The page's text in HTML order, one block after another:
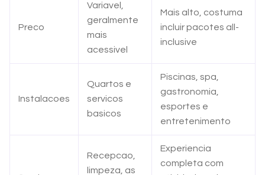
Preco
Variavel,
geralmente
mais
acessivel
Mais alto, costuma
incluir pacotes all-
inclusive
Instalacoes
Quartos e
servicos
basicos
Piscinas, spa,
gastronomia,
esportes e
entretenimento
Recepcao,
limpeza, as
Experiencia
completa com